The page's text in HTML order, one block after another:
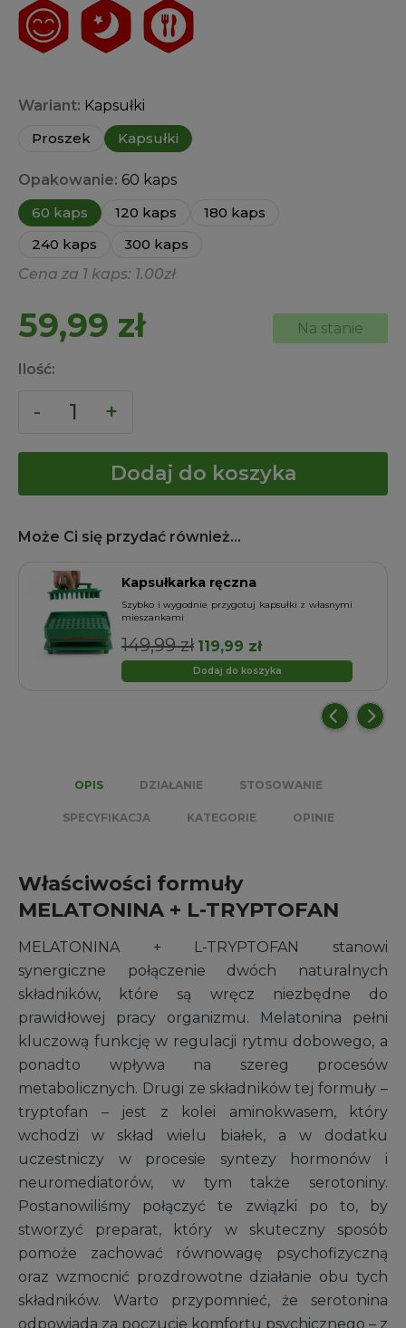
Wariant: Kapsułki
Proszek
Kapsułki
Opakowanie: 60 kaps
60 kaps
120 kaps
180 kaps
240 kaps
300 kaps
Cena za 1 kaps: 1.00zł
59,99 zł Na stanie
Ilość:
Dodaj do koszyka
Może Ci się przydać również...
Kapsułkarka ręczna
Szybko i wygodnie przygotuj kapsułki z własnymi
mieszankami
149,99zł Pierwotna
cena
119,99 złAktualna
cena
Dodaj do koszyka
OPIS DZIAŁANIE STOSOWANIE
SPECYFIKACJA KATEGORIE OPINIE
Właściwości formuły
MELATONINA + L-TRYPTOFAN
MELATONINA + L-TRYPTOFAN stanowi
synergiczne połączenie dwóch naturalnych
składników, które są wręcz niezbędne do
prawidłowej pracy organizmu. Melatonina pełni
kluczową funkcję w regulacji rytmu dobowego, a
ponadto wpływa na szereg procesów
metabolicznych. Drugi ze składników tej formuły –
tryptofan – jest z kolei aminokwasem, który
wchodzi w skład wielu białek, a w dodatku
uczestniczy w procesie syntezy hormonów i
neuromediatorów, w tym także serotoniny.
Postanowiliśmy połączyć te związki po to, by
stworzyć preparat, który w skuteczny sposób
pomoże zachować równowagę psychofizyczną
oraz wzmocnić prozdrowotne działanie obu tych
składników. Warto przypomnieć, że serotonina
odpowiada za poczucie komfortu psychicznego – z